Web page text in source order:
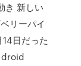
き 新しい
リーパイ
日だった